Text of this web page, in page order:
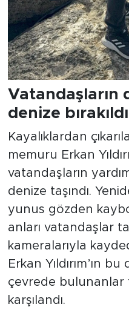
Vatandaşların
denize bırakıldı
Kayalıklardan
memuru Erkan
vatandaşların
denize taşındı.
yunus gözden
anları vatandaşlar
kameralarıyla
Erkan Yıldırım’ın
çevrede bulunanlar
karşılandı.